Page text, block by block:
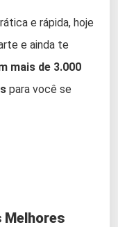
e rápida, hoje
e ainda te
mais de 3.000
para você se
Melhores